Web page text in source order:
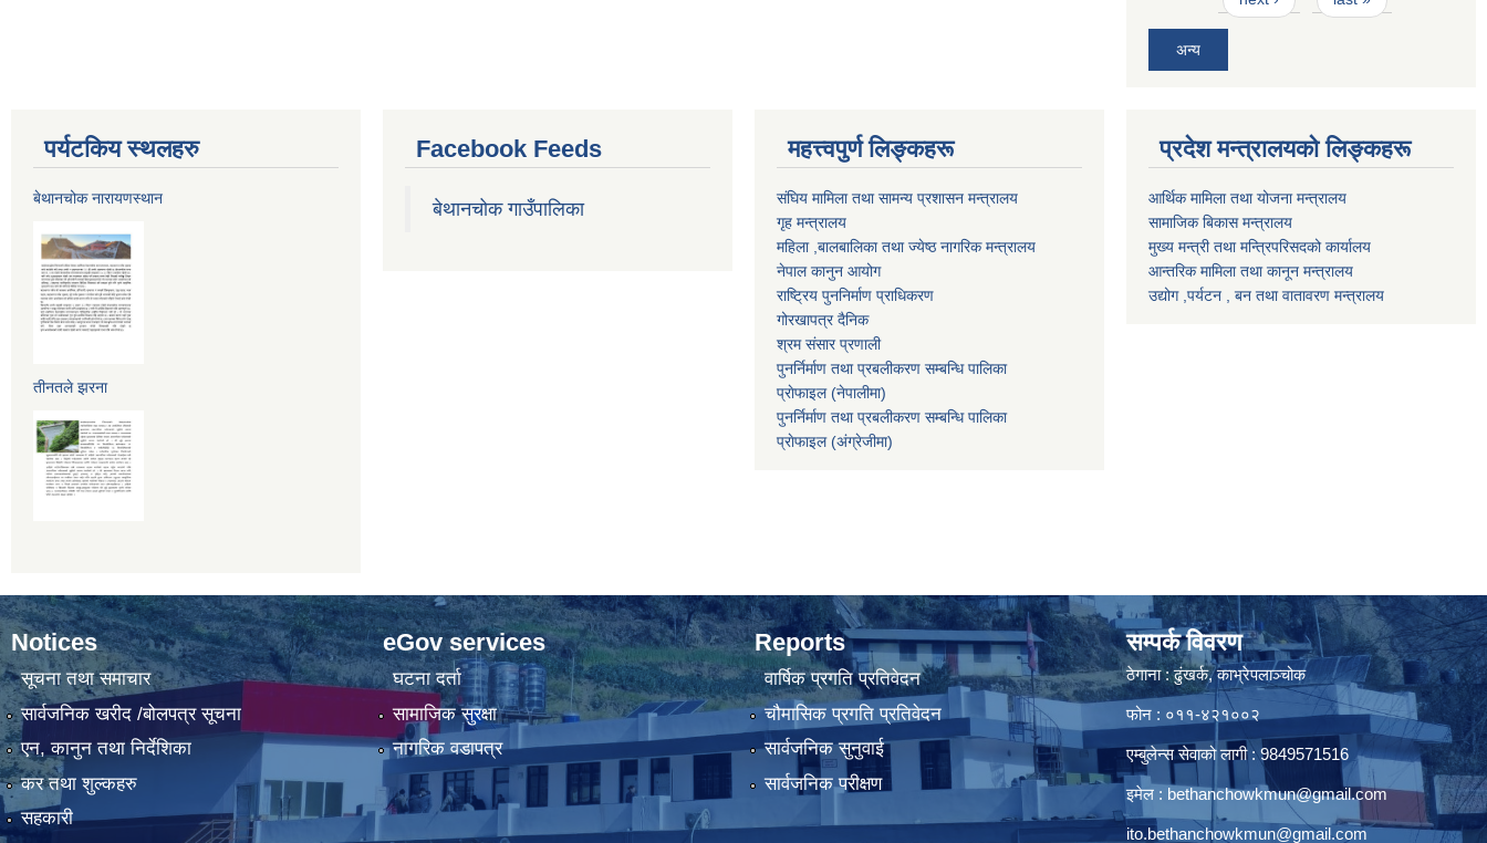
अन्य
पर्यटकिय स्थलहरु
बेथानचोक नारायणस्थान
तीनतले झरना
Facebook Feeds
बेथानचोक गाउँपालिका
महत्त्वपुर्ण लिङ्कहरू
संघिय मामिला तथा सामन्य प्रशासन मन्त्रालय
गृह मन्त्रालय
महिला ,बालबालिका तथा ज्येष्ठ नागरिक मन्त्रालय
नेपाल कानुन आयोग
राष्ट्रिय पुननिर्माण प्राधिकरण
गोरखापत्र दैनिक
श्रम संसार प्रणाली
पुनर्निर्माण तथा प्रबलीकरण सम्बन्धि पालिका
प्राेफाइल (नेपालीमा)
पुनर्निर्माण तथा प्रबलीकरण सम्बन्धि पालिका
प्राेफाइल(अंग्रेजीमा)
प्रदेश मन्त्रालयको लिङ्कहरू
आर्थिक मामिला तथा योजना मन्त्रालय
सामाजिक बिकास मन्त्रालय
मुख्य मन्त्री तथा मन्त्रिपरिसदको कार्यालय
आन्तरिक मामिला तथा कानून मन्त्रालय
उद्योग ,पर्यटन , बन तथा वातावरण मन्त्रालय
Notices
सूचना तथा समाचार
सार्वजनिक खरीद /बोलपत्र सूचना
एन, कानुन तथा निर्देशिका
कर तथा शुल्कहरु
सहकारी
eGov services
घटना दर्ता
सामाजिक सुरक्षा
नागरिक वडापत्र
Reports
वार्षिक प्रगति प्रतिवेदन
चौमासिक प्रगति प्रतिवेदन
सार्वजनिक सुनुवाई
सार्वजनिक परीक्षण
सम्पर्क विवरण
ठेगाना : ढुंखर्क, काभ्रेपलाञ्चोक
फोन : ०११-४२१००२
एम्बुलेन्स सेवाको लागी : 9849571516
इमेल : bethanchowkmun@gmail.com
ito.bethanchowkmun@gmail.com